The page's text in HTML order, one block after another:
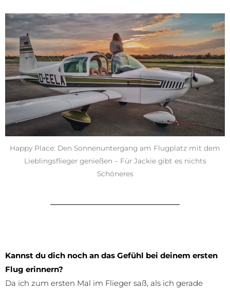
Happy Place: Den Sonnenuntergang am Flugplatz mit dem
Lieblingsflieger genießen – Für Jackie gibt es nichts
Schöneres
Kannst du dich noch an das Gefühl bei deinem ersten
Flug erinnern?
Da ich zum ersten Mal im Flieger saß, als ich gerade